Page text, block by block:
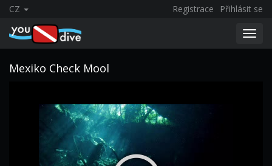
CZ Registrace Přihlásit se
Mexiko Check Mool